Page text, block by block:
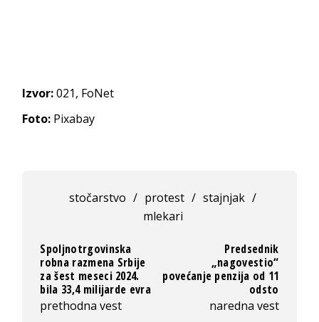
Izvor:021, FoNet
Foto: Pixabay
stočarstvo / protest / stajnjak /
mlekari
Spoljnotrgovinska
robna razmena Srbije
za šest meseci 2024.
bila 33,4 milijarde evra
prethodna vest
Predsednik
„nagovestio“
povećanje penzija od 11
odsto
naredna vest